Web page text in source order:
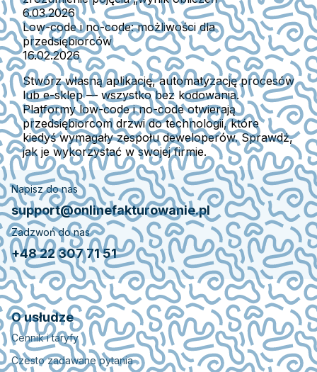
6.03.2026
Low-code i no-code: możliwości dla
przedsiębiorców
16.02.2026
Stwórz własną aplikację, automatyzację procesów
lub e-sklep — wszystko bez kodowania.
Platformy low-code i no-code otwierają
przedsiębiorcom drzwi do technologii, które
kiedyś wymagały zespołu deweloperów. Sprawdź,
jak je wykorzystać w swojej firmie.
Napisz do nas
support@onlinefakturowanie.pl
Zadzwoń do nas
+48 22 307 71 51
O usłudze
Cennik i taryfy
Czesto zadawane pytania